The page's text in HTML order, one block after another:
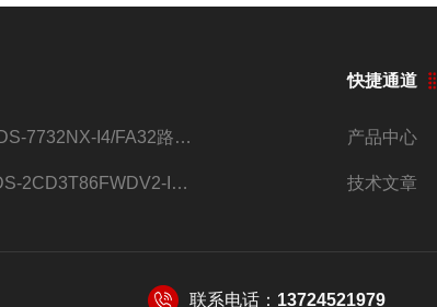
iDS-7732NX-I4/FA32路监控硬盘录像机
DS-2CD3T86FWDV2-I8S4g监控摄像头
快捷通道
产品中心
技术文章
联系电话： 13724521979